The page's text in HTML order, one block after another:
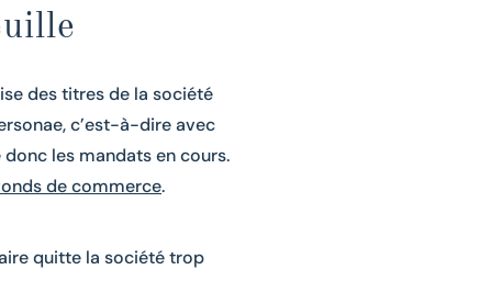
des titres de la société
c’est-à-dire avec
les mandats en cours.
de commerce.
quitte la société trop